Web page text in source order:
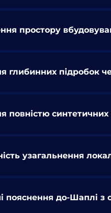
простору
глибинних підробок
повністю
узагальнення
пояснення до-Шаплі з